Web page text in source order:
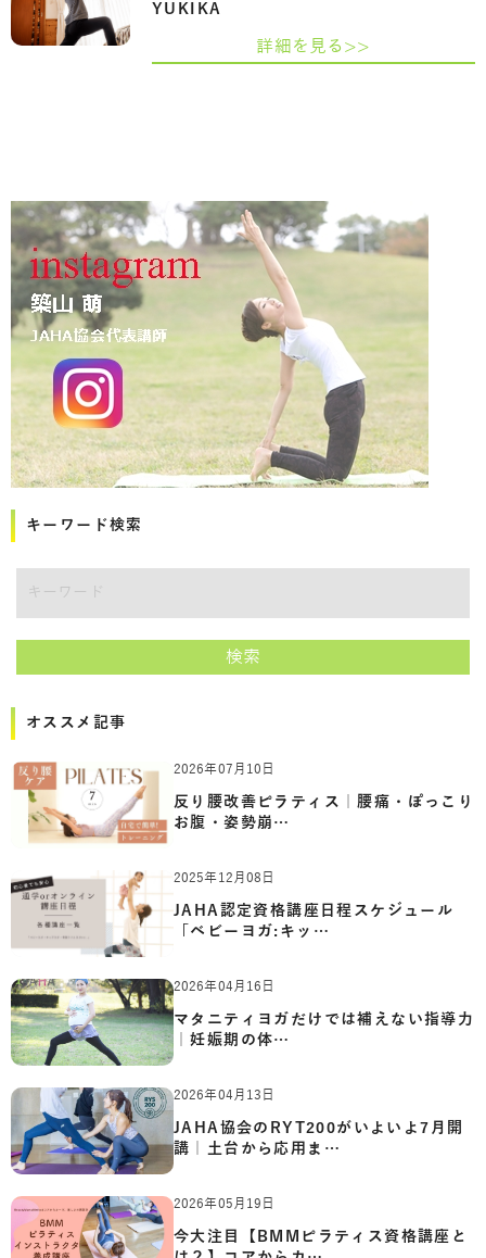
YUKIKA
詳細を見る>>
キーワード検索
検索
オススメ記事
2026年07月10日
反り腰改善ピラティス｜腰痛・ぽっこり
お腹・姿勢崩…
2025年12月08日
JAHA認定資格講座日程スケジュール
「ベビーヨガ:キッ…
2026年04月16日
マタニティヨガだけでは補えない指導力
｜妊娠期の体…
2026年04月13日
JAHA協会のRYT200がいよいよ7月開
講｜土台から応用ま…
2026年05月19日
今大注目【BMMピラティス資格講座と